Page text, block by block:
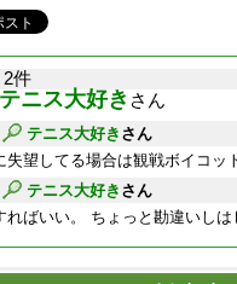
2件
テニス大好き さん
テニス大好き さん
失望してる場合は観戦ボイコッ
テニス大好き さん
ればいい。 ちょっと勘違いしは